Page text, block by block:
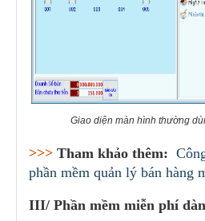
Giao diện màn hình thường
>>> Tham khảo thêm:
phần mềm quản lý bán hàng
III/ Phần mềm miễn phí